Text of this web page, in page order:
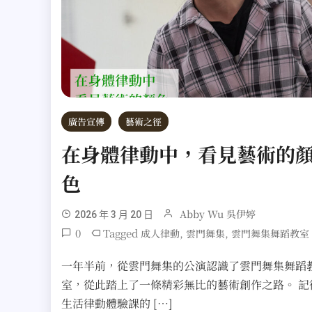
廣告宣傳 藝術之徑
在身體律動中，看見藝術的
色
2026 年 3 月 20 日 Abby Wu 吳伊婷
0 Tagged 成人律動, 雲門舞集, 雲門舞集舞蹈教室
一年半前，從雲門舞集的公演認識了雲門舞集舞蹈
室，從此踏上了一條精彩無比的藝術創作之路。 記
生活律動體驗課的 […]